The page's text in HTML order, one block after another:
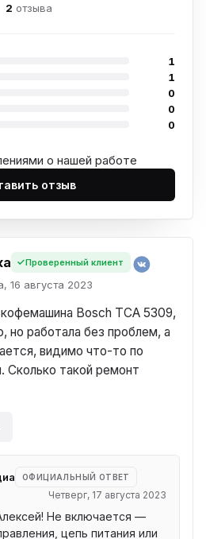
2 отзыва
1
1
0
0
0
о нашей работе
отзыв
Проверенный клиент
16 августа 2023
Bosch TCA 5309,
но работала без проблем, а
видимо что-то по
Сколько такой ремонт
ОФИЦИАЛЬНЫЙ ОТВЕТ
Четверг, 17 августа 2023
Не включается —
цепь питания или